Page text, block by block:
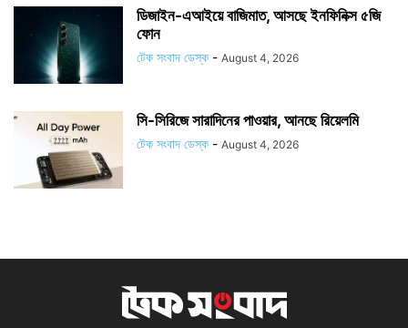
ডিজাইন-এআইয়ে বাজিমাত, আসছে ইনফিনিক্স ৫জি
ফোন
টেক সংবাদ ডেস্ক - August 4, 2026
সি-সিরিজে সারাদিনের পাওয়ার, আনছে রিয়েলমি
টেক সংবাদ ডেস্ক - August 4, 2026